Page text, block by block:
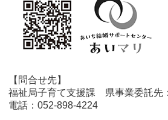
【問合せ先】
福祉局子育て支援課 県事業委託先
電話：052-898-4224